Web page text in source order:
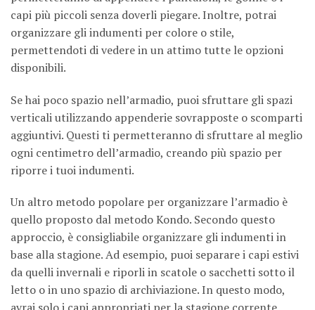
capi più piccoli senza doverli piegare. Inoltre, potrai
organizzare gli indumenti per colore o stile,
permettendoti di vedere in un attimo tutte le opzioni
disponibili.
Se hai poco spazio nell’armadio, puoi sfruttare gli spazi
verticali utilizzando appenderie sovrapposte o scomparti
aggiuntivi. Questi ti permetteranno di sfruttare al meglio
ogni centimetro dell’armadio, creando più spazio per
riporre i tuoi indumenti.
Un altro metodo popolare per organizzare l’armadio è
quello proposto dal metodo Kondo. Secondo questo
approccio, è consigliabile organizzare gli indumenti in
base alla stagione. Ad esempio, puoi separare i capi estivi
da quelli invernali e riporli in scatole o sacchetti sotto il
letto o in uno spazio di archiviazione. In questo modo,